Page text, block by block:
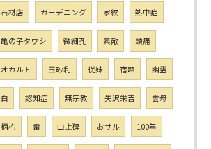
石材店 ガーデニング 家紋 熱中症
亀の子タワシ 微細孔 素敵 頭痛
オカルト 玉砂利 従妹 宿題 幽霊
白 認知症 無宗教 矢沢栄吉 雲母
柄杓 雷 山上碑 おサル 100年